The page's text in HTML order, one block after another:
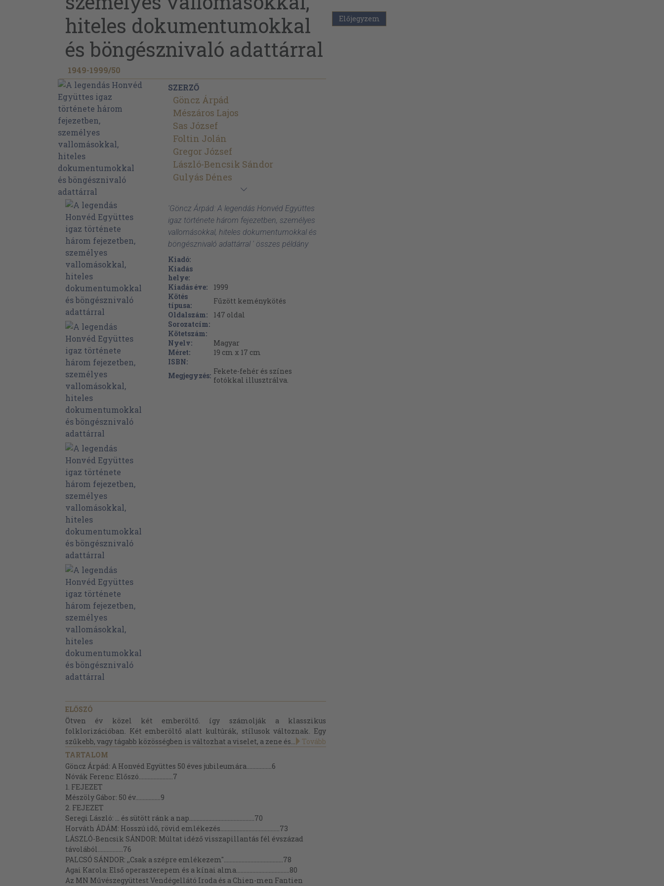
hiteles dokumentumokkal
és böngésznivaló adattárral
1949-1999/50
SZERZŐ
Göncz Árpád
Mészáros Lajos
Sas József
Foltin Jolán
Gregor József
László-Bencsik Sándor
Gulyás Dénes
'Göncz Árpád: A legendás Honvéd Együttes
igaz története három fejezetben, személyes
vallomásokkal, hiteles dokumentumokkal és
böngésznivaló adattárral ' összes példány
Kiadó:
Kiadás
helye:
Kiadás éve:
1999
Kötés
típusa:
Fűzött keménykötés
Oldalszám:
147 oldal
Sorozatcím:
Kötetszám:
Nyelv:
Magyar
Méret:
19 cm x 17 cm
ISBN:
Megjegyzés: Fekete-fehér és színes
fotókkal illusztrálva.
ELŐSZÓ
Ötven év közel két emberöltő. így számolják a klasszikus
folklorizációban. Két emberöltő alatt kultúrák, stílusok változnak. Egy
szűkebb, vagy tágabb közösségben is változhat a viselet, a zene és...
Tovább
TARTALOM
Göncz Árpád: A Honvéd Együttes 50 éves jubileumára.................6
Nóvák Ferenc: Előszó.......................7
1. FEJEZET
Mészöly Gábor: 50 év.................9
2. FEJEZET
Seregi László: ... és sütött ránk a nap............................................70
Horváth ÁDÁM: Hosszú idő, rövid emlékezés........................................73
LÁSZLÓ-Bencsik SÁNDOR: Múltat idéző visszapillantás fél évszázad
távolából.................76
PALCSÓ SÁNDOR: ,,Csak a szépre emlékezem"........................................78
Agai Karola: Első operaszerepem és a kínai alma....................................80
Az MN Művészegyüttest Vendégellátó Iroda és a Chien-men Fantien
Előjegyzem